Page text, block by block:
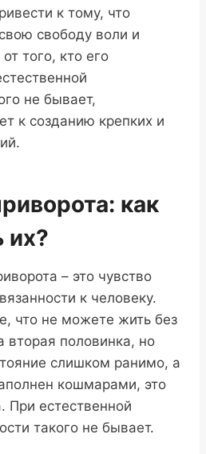
к тому, что
свободу воли и
того, кто его
не бывает,
к созданию крепких и
как
их?
– это чувство
к человеку.
что не можете жить без
вторая половинка, но
слишком ранимо, а
кошмарами, это
При естественной
такого не бывает.